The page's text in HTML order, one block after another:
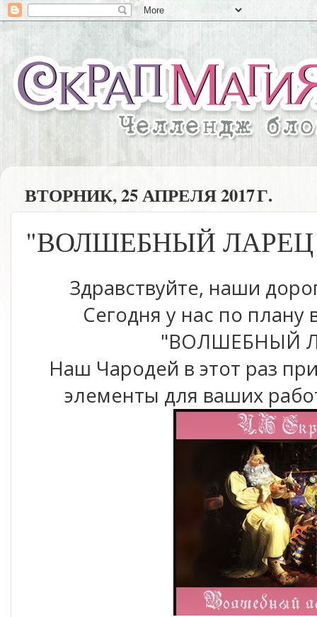
ВТОРНИК, 25 АПРЕЛЯ 2017 Г.
"ВОЛШЕБНЫЙ ЛАРЕЦ
Здравствуйте, наши
Сегодня у нас по плану
"ВОЛШЕБНЫЙ
Наш Чародей в этот раз
элементы для ваших